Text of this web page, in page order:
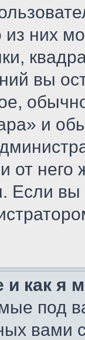
них
вы
и
от него
Если
и как я
под